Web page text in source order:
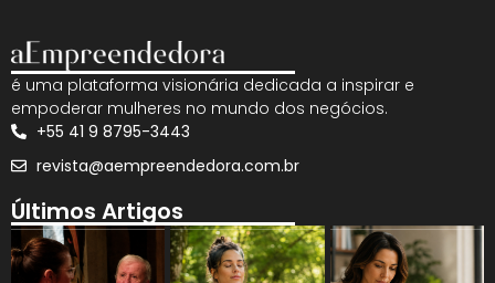
é uma plataforma visionária dedicada a inspirar e
empoderar mulheres no mundo dos negócios.
+55 41 9 8795-3443
revista@aempreendedora.com.br
Últimos Artigos